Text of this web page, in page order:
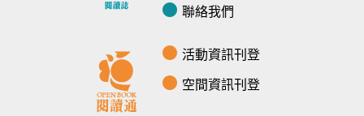
聯絡我們
活動資訊刊登
空間資訊刊登